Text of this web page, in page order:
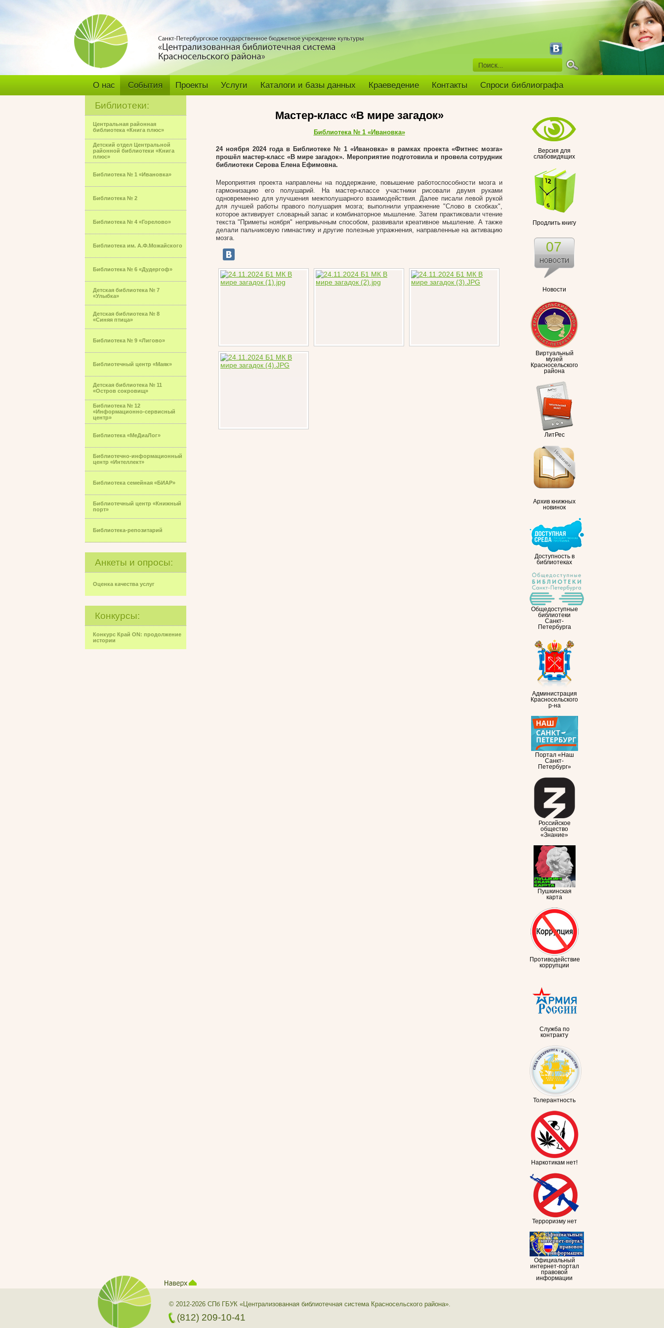
О нас События Проекты Услуги Каталоги и базы данных Краеведение Контакты Спроси библиографа
Библиотеки:
Центральная районная
библиотека «Книга плюс»
Детский отдел Центральной
районной библиотеки «Книга
плюс»
Библиотека № 1 «Ивановка»
Библиотека № 2
Библиотека № 4 «Горелово»
Библиотека им. А.Ф.Можайского
Библиотека № 6 «Дудергоф»
Детская библиотека № 7
«Улыбка»
Детская библиотека № 8
«Синяя птица»
Библиотека № 9 «Лигово»
Библиотечный центр «Маяк»
Детская библиотека № 11
«Остров сокровищ»
Библиотека № 12
«Информационно-сервисный
центр»
Библиотека «МеДиаЛог»
Библиотечно-информационный
центр «Интеллект»
Библиотека семейная «БИАР»
Библиотечный центр «Книжный
порт»
Библиотека-репозитарий
Анкеты и опросы:
Оценка качества услуг
Конкурсы:
Конкурс Край ON: продолжение
истории
Версия для
слабовидящих
Продлить книгу
Новости
07
Виртуальный
музей
Красносельского
района
ЛитРес
Архив книжных
новинок
Доступность в
библиотеках
Общедоступные
библиотеки
Санкт-
Петербурга
Администрация
Красносельского
р-на
Портал «Наш
Санкт-
Петербург»
Российское
общество
«Знание»
Пушкинская
карта
Противодействие
коррупции
Служба по
контракту
Толерантность
Наркотикам нет!
Терроризму нет
Официальный
интернет-портал
правовой
информации
Мастер-класс «В мире загадок»
Библиотека № 1 «Ивановка»
24 ноября 2024 года в Библиотеке № 1 «Ивановка» в рамках проекта «Фитнес мозга»
прошёл мастер-класс «В мире загадок». Мероприятие подготовила и провела сотрудник
библиотеки Серова Елена Ефимовна.
Мероприятия проекта направлены на поддержание, повышение работоспособности мозга и
гармонизацию его полушарий. На мастер-классе участники рисовали двумя руками
одновременно для улучшения межполушарного взаимодействия. Далее писали левой рукой
для лучшей работы правого полушария мозга; выполнили упражнение "Слово в скобках",
которое активирует словарный запас и комбинаторное мышление. Затем практиковали чтение
текста "Приметы ноября" непривычным способом, развивали креативное мышление. А также
делали пальчиковую гимнастику и другие полезные упражнения, направленные на активацию
мозга.
© 2012-2026 СПб ГБУК «Централизованная библиотечная система Красносельского района».
(812) 209-10-41